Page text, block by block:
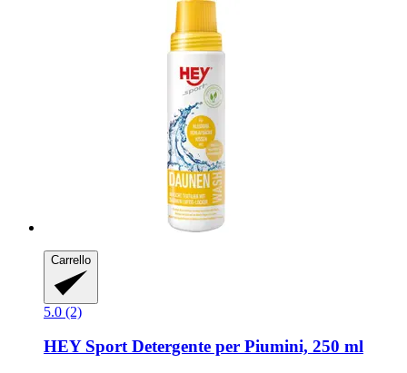
Carrello
5.0 (2)
HEY SportDetergente per Piumini, 250 ml